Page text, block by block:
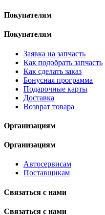
Покупателям
Покупателям
Заявка на запчасть
Как подобрать запчасть
Как сделать заказ
Бонусная программа
Подарочные карты
Доставка
Возврат товара
Организациям
Организациям
Автосервисам
Поставщикам
Связаться с нами
Связаться с нами